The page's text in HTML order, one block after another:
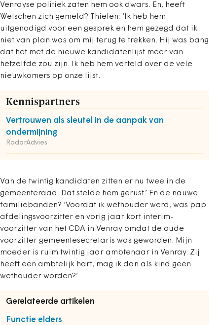
Venrayse politiek zaten hem ook dwars. En, heeft
Welschen zich gemeld? Thielen: ‘Ik heb hem
uitgenodigd voor een gesprek en hem gezegd dat ik
niet van plan was om mij terug te trekken. Hij was bang
dat het met de nieuwe kandidatenlijst meer van
hetzelfde zou zijn. Ik heb hem verteld over de vele
nieuwkomers op onze lijst.
Kennispartners
Vertrouwen als sleutel in de aanpak van
ondermijning
RadarAdvies
Van de twintig kandidaten zitten er nu twee in de
gemeenteraad. Dat stelde hem gerust.’ En de nauwe
familiebanden? ‘Voordat ik wethouder werd, was pap
afdelingsvoorzitter en vorig jaar kort interim-
voorzitter van het CDA in Venray omdat de oude
voorzitter gemeentesecretaris was geworden. Mijn
moeder is ruim twintig jaar ambtenaar in Venray. Zij
heeft een ambtelijk hart, mag ik dan als kind geen
wethouder worden?’
Gerelateerde artikelen
Functie elders